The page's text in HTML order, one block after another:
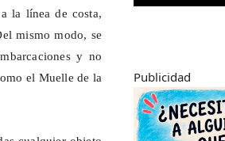
la línea de costa,
mismo modo, se
y no
el Muelle de la
Publicidad